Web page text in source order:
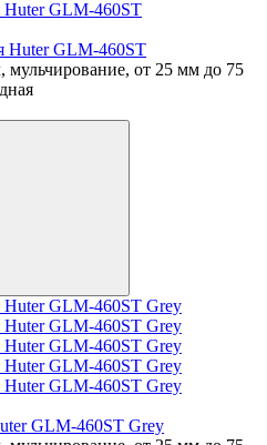
Huter GLM-460ST
мульчирование, от 25 мм до 75
GLM-460ST Grey